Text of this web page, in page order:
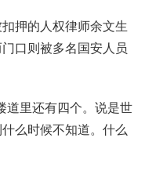
押的人权律师余文生
口则被多名国安人员
道里还有四个。说是世
么时候不知道。什么